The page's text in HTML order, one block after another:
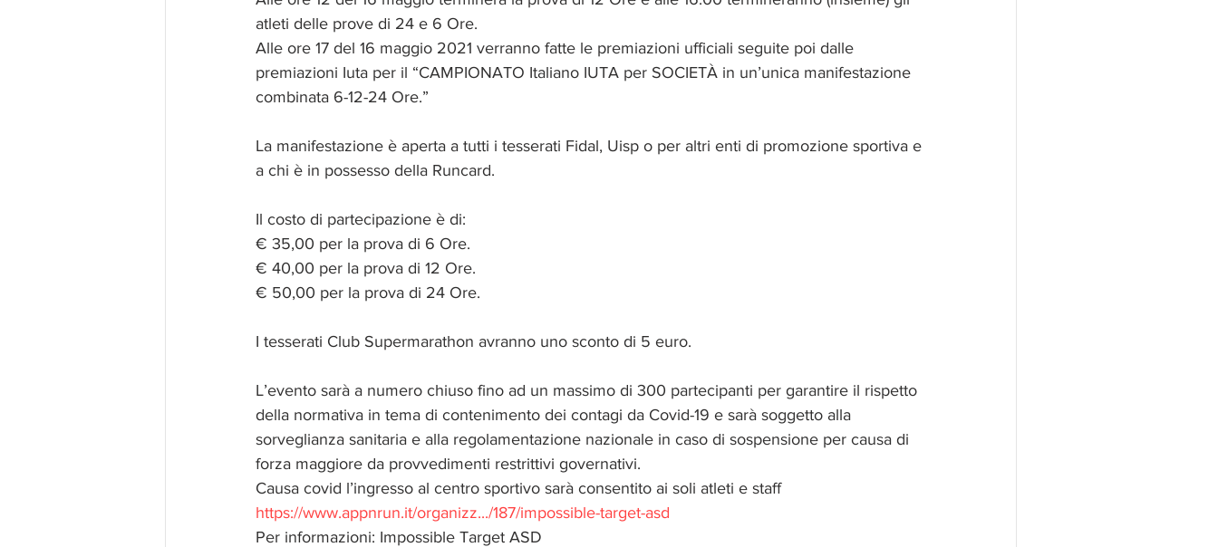
atleti delle prove di 24 e 6 Ore.
Alle ore 17 del 16 maggio 2021 verranno fatte le premiazioni ufficiali seguite poi dalle
premiazioni Iuta per il “CAMPIONATO Italiano IUTA per SOCIETÀ in un’unica manifestazione
combinata 6-12-24 Ore.”
La manifestazione è aperta a tutti i tesserati Fidal, Uisp o per altri enti di promozione sportiva e
a chi è in possesso della Runcard.
Il costo di partecipazione è di:
€ 35,00 per la prova di 6 Ore.
€ 40,00 per la prova di 12 Ore.
€ 50,00 per la prova di 24 Ore.
I tesserati Club Supermarathon avranno uno sconto di 5 euro.
L’evento sarà a numero chiuso fino ad un massimo di 300 partecipanti per garantire il rispetto
della normativa in tema di contenimento dei contagi da Covid-19 e sarà soggetto alla
sorveglianza sanitaria e alla regolamentazione nazionale in caso di sospensione per causa di
forza maggiore da provvedimenti restrittivi governativi.
Causa covid l’ingresso al centro sportivo sarà consentito ai soli atleti e staff
https://www.appnrun.it/organizz.../187/impossible-target-asd
Per informazioni: Impossible Target ASD